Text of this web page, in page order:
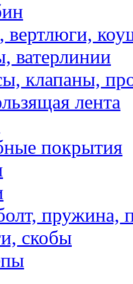
ватерлинии
клапаны,
лента
покрытия
пружина,
скобы